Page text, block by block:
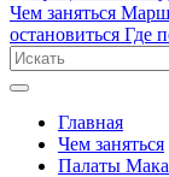
Чем заняться
остановиться Где
Главная
Чем заняться
Палаты